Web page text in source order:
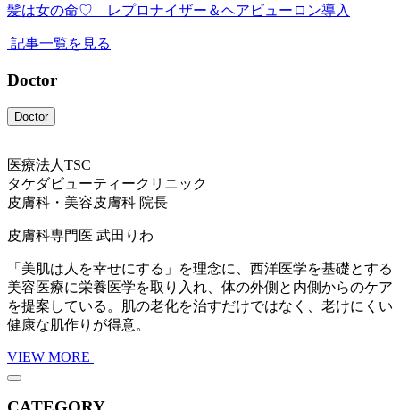
髪は女の命♡ レプロナイザー＆ヘアビューロン導入
記事一覧を見る
Doctor
Doctor
医療法人TSC
タケダビューティークリニック
皮膚科・美容皮膚科 院長
皮膚科専門医 武田りわ
「美肌は人を幸せにする」を理念に、西洋医学を基礎とする
美容医療に栄養医学を取り入れ、体の外側と内側からのケア
を提案している。肌の老化を治すだけではなく、老けにくい
健康な肌作りが得意。
VIEW MORE